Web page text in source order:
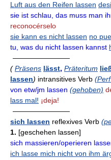
Luft aus den Reifen lassen
sie ist schlau, das muss man
reconocérselo
sie kann es nicht lassen no
tu, was du nicht lassen kannst
————————
( Präsens lässt, Präteritum
lassen) intransitives Verb
von etw/jm lassen (gehoben)
lass mal! ¡deja!
————————
sich lassen reflexives Verb
1. [geschehen lassen]
sich massieren/operieren
ich lasse mich nicht von ihm